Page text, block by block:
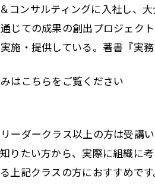
コンサルティングに入社し、
じての成果の創出プロジェク
施・提供している。著書『実
はこちらをご覧ください
ーダークラス以上の方は受講い
りたい方から、実際に組織に
上記クラスの方におすすめです